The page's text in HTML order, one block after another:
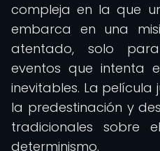
compleja en la que
embarca en una
atentado, solo
eventos que intenta
inevitables. La
la predestinación y
tradicionales sobre
determinismo.